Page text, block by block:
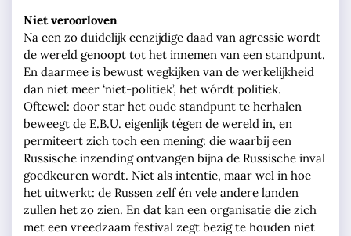
Niet veroorloven
Na een zo duidelijk eenzijdige daad van agressie wordt
de wereld genoopt tot het innemen van een standpunt.
En daarmee is bewust wegkijken van de werkelijkheid
dan niet meer ‘niet-politiek’, het wórdt politiek.
Oftewel: door star het oude standpunt te herhalen
beweegt de E.B.U. eigenlijk tégen de wereld in, en
permiteert zich toch een mening: die waarbij een
Russische inzending ontvangen bijna de Russische inval
goedkeuren wordt. Niet als intentie, maar wel in hoe
het uitwerkt: de Russen zelf én vele andere landen
zullen het zo zien. En dat kan een organisatie die zich
met een vreedzaam festival zegt bezig te houden niet